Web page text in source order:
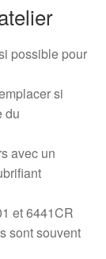
possible pour
si
du
avec un
et 6441CR
sont souvent